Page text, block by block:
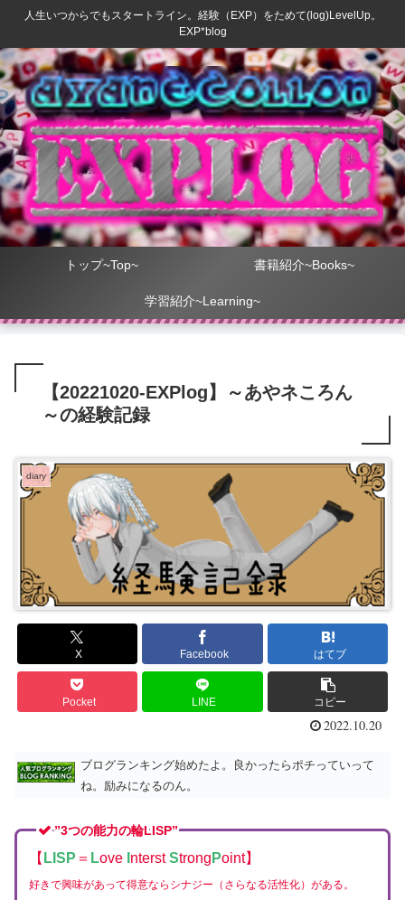
人生いつからでもスタートライン。経験（EXP）をためて(log)LevelUp。
EXP*blog
トップ~Top~ 書籍紹介~Books~
学習紹介~Learning~
【20221020-EXPlog】～あやネころん
～の経験記録
diary
X Facebook はてブ
Pocket LINE コピー
2022.10.20
ブログランキング始めたよ。良かったらポチっていって
ね。励みになるのん。
”3つの能力の輪LISP”
【 LISP ＝ Love nterstStrong Point】
好きで興味があって得意ならシナジー（さらなる活性化）がある。